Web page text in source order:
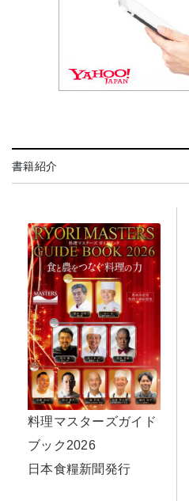
書籍紹介
料理マスターズガイド
ブック2026
日本食糧新聞発行